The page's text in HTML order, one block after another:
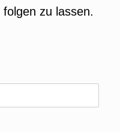
zu lassen.